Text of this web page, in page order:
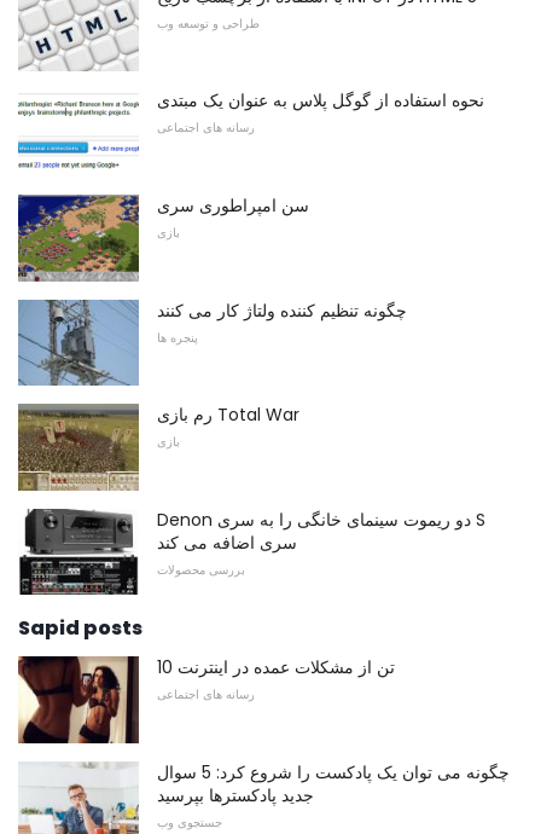
طراحی و توسعه وب
نحوه استفاده از گوگل پلاس به عنوان یک مبتدی
رسانه های اجتماعی
سن امپراطوری سری
بازی
چگونه تنظیم کننده ولتاژ کار می کنند
پنجره ها
رم بازی Total War
بازی
Denon دو ریموت سینمای خانگی را به سری S
سری اضافه می کند
بررسی محصولات
Sapid posts
10 تن از مشكلات عمده در اینترنت
رسانه های اجتماعی
چگونه می توان یک پادکست را شروع کرد: 5 سوال
جدید پادکسترها بپرسید
جستجوی وب